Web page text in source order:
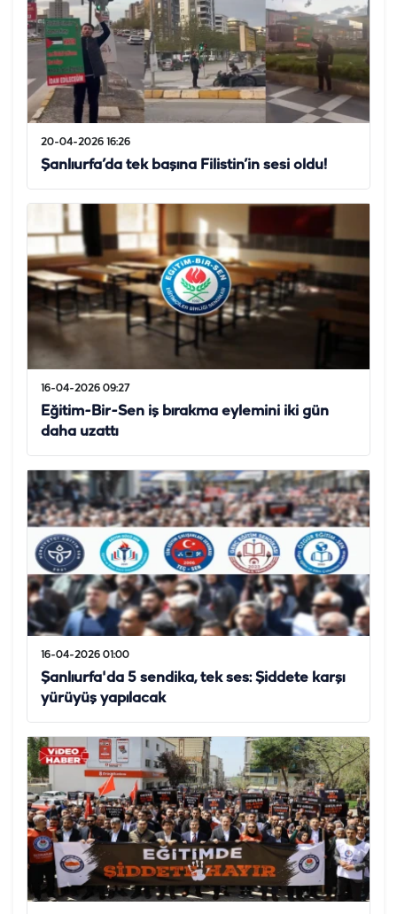
20-04-2026 16:26
Şanlıurfa’da tek başına Filistin’in sesi oldu!
16-04-2026 09:27
Eğitim-Bir-Sen iş bırakma eylemini iki gün
daha uzattı
16-04-2026 01:00
Şanlıurfa'da 5 sendika, tek ses: Şiddete karşı
yürüyüş yapılacak